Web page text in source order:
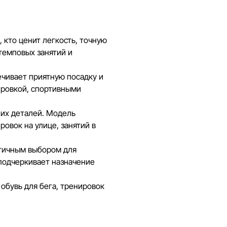
информацию на сайте, чтобы
ошибки в кратчайшие
ценит легкость, точную
занятий и
приятную посадку и
спортивными
деталей. Модель
на улице, занятий в
выбором для
назначение
для бега, тренировок